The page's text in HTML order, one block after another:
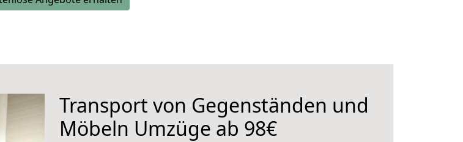
Transport von Gegenständen und
Möbeln Umzüge ab 98€